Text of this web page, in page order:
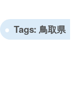
Tags: 鳥取県